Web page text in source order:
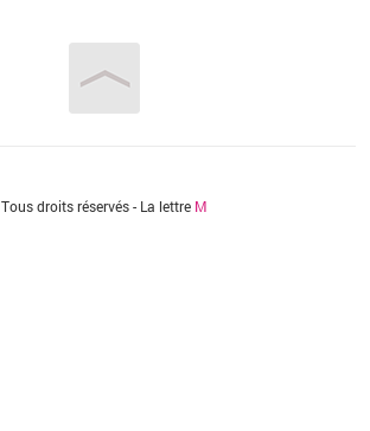
Tous droits réservés - La lettre M